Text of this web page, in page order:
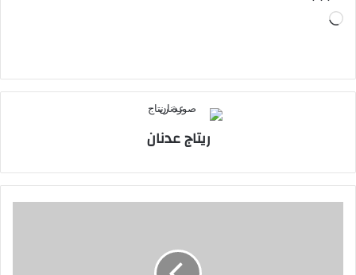
جاري
ريتاج عدنان